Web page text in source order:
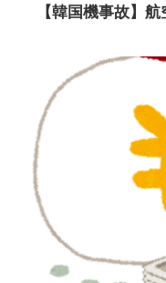
【韓国機事故】